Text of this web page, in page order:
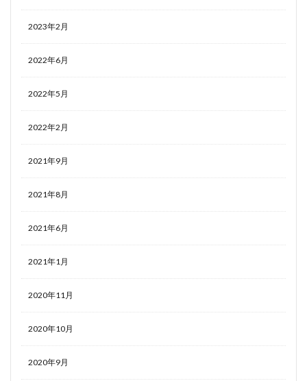
2023年2月
2022年6月
2022年5月
2022年2月
2021年9月
2021年8月
2021年6月
2021年1月
2020年11月
2020年10月
2020年9月